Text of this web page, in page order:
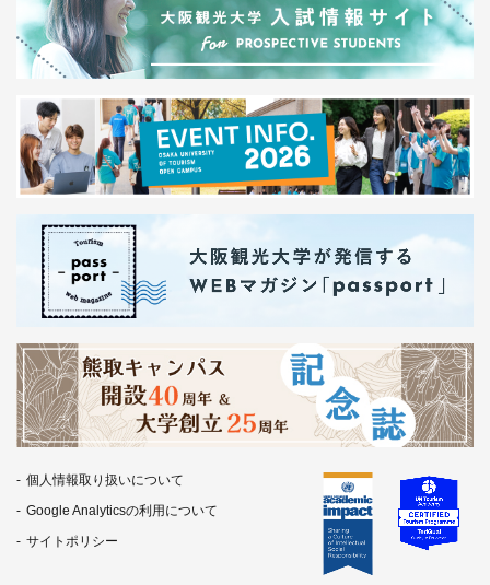
個人情報取り扱いについて
Google Analyticsの利用について
サイトポリシー